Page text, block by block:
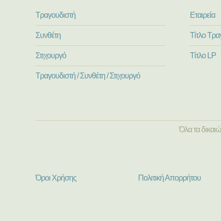
Τραγουδιστή
Συνθέτη
Στιχουργό
Τραγουδιστή / Συνθέτη / Στιχουργό
Εταιρεία
Τίτλο
Τίτλο LP
Όλα τα
Όροι Χρήσης Πολιτική Απορρήτου